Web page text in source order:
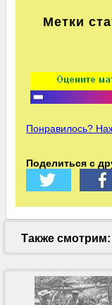
Метки
Понравилось?
Поделиться с
Также смотрим: